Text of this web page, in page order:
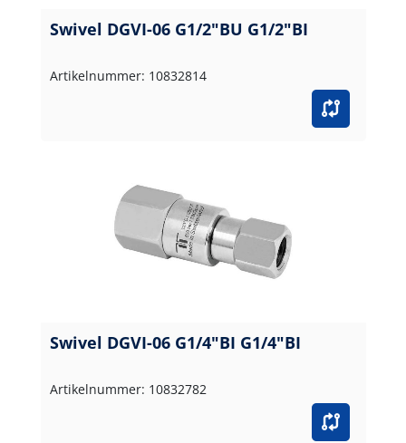
Swivel DGVI-06 G1/2"BU G1/2"BI
Artikelnummer: 10832814
Swivel DGVI-06 G1/4"BI G1/4"BI
Artikelnummer: 10832782